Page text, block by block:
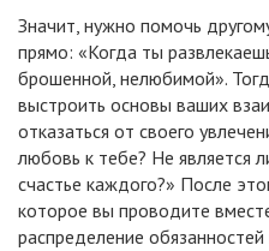
Значит, нужно помочь
прямо: «Когда ты
брошенной, нелюбимой».
выстроить основы ваших
отказаться от своего
любовь к тебе? Не является
счастье каждого?» После
которое вы проводите
распределение